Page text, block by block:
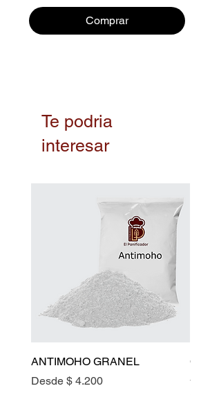
Comprar
Te podria
interesar
ANTIMOHO GRANEL
Desde $ 4.200
Precio de oferta
500